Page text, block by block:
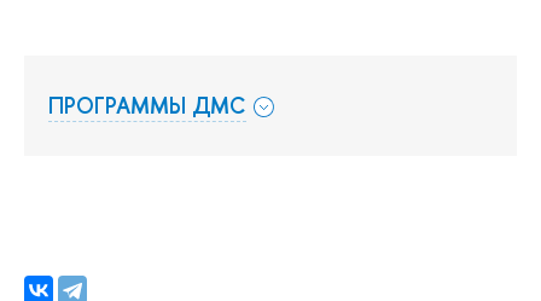
ПРОГРАММЫ ДМС